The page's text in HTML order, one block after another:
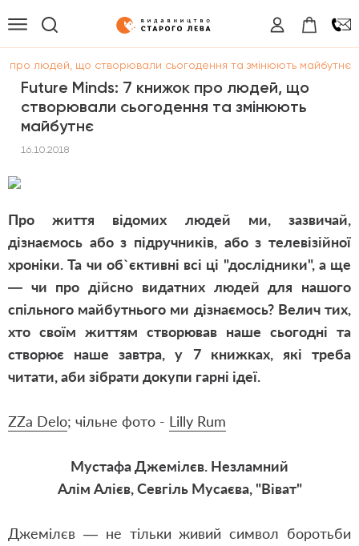
про людей, що створювали сьогодення та змінюють майбутнє
Future Minds: 7 книжок про людей, що
створювали сьогодення та змінюють
майбутнє
16.10.2018
Про життя відомих людей ми, зазвичай,
дізнаємось або з підручників, або з телевізійної
хроніки. Та чи об`єктивні всі ці "дослідники", а ще
— чи про дійсно видатних людей для нашого
спільного майбутнього ми дізнаємось? Велич тих,
хто своїм життям створював наше сьогодні та
створює наше завтра, у 7 книжках, які треба
читати, аби зібрати докупи гарні ідеї.
ZZa Delo; чільне фото - Lilly Rum
Мустафа Джемілєв. Незламний
Алім Алієв, Севгіль Мусаєва, "Віват"
Джемілєв — не тільки живий символ боротьби